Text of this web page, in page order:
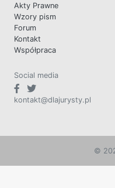
Akty Prawne
Wzory pism
Forum
Kontakt
Współpraca
Social media
kontakt@dlajurysty.pl
©